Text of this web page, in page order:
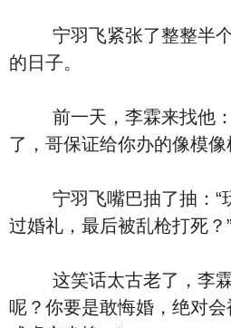
宁羽飞紧张了整整半个
的日子。
前一天，李霖来找他：
了，哥保证给你办的像模像
宁羽飞嘴巴抽了抽：“
过婚礼，最后被乱枪打死？”
这笑话太古老了，李霖
呢？你要是敢悔婚，绝对